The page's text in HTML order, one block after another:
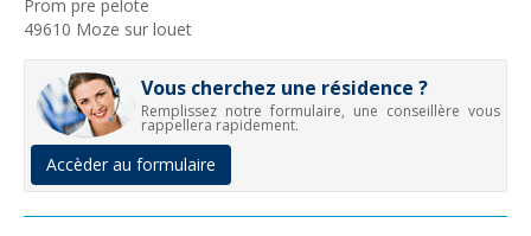
Prom pre pelote
49610 Moze sur louet
Vous cherchez une résidence ?
Remplissez notre formulaire, une conseillère vous
rappellera rapidement.
Accèder au formulaire